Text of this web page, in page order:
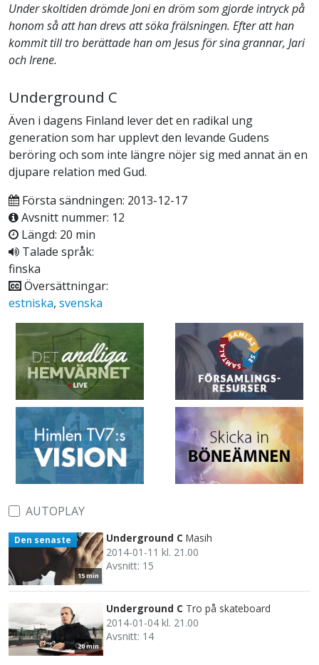
Under skoltiden drömde Joni en dröm som gjorde intryck på
honom så att han drevs att söka frälsningen. Efter att han
kommit till tro berättade han om Jesus för sina grannar, Jari
och Irene.
Underground C
Även i dagens Finland lever det en radikal ung
generation som har upplevt den levande Gudens
beröring och som inte längre nöjer sig med annat än en
djupare relation med Gud.
Första sändningen: 2013-12-17
Avsnitt nummer: 12
Längd: 20 min
Talade språk:
finska
Översättningar:
estniska, svenska
AUTOPLAY
15 min
Den senaste Underground C Masih
2014-01-11 kl. 21.00
Avsnitt: 15
20 min
Underground C Tro på skateboard
2014-01-04 kl. 21.00
Avsnitt: 14